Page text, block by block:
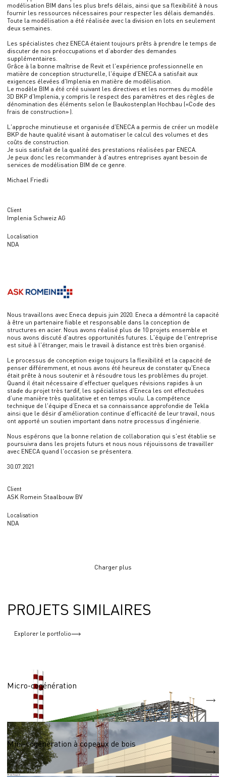
Client
Implenia Schweiz AG
Localisation
NDA
modélisation BIM dans les plus brefs délais, ainsi que sa flexibilité à nous
fournir les ressources nécessaires pour respecter les délais demandés.
Toute la modélisation a été réalisée avec la division en lots en seulement
deux semaines.
Les spécialistes chez ENECA étaient toujours prêts à prendre le temps de
discuter de nos préoccupations et d’aborder des demandes
supplémentaires.
Grâce à la bonne maîtrise de Revit et l'expérience professionnelle en
matière de conception structurelle, l'équipe d'ENECA a satisfait aux
exigences élevées d'Implenia en matière de modélisation.
Le modèle BIM a été créé suivant les directives et les normes du modèle
3D BKP d'Implenia, y compris le respect des paramètres et des règles de
dénomination des éléments selon le Baukostenplan Hochbau («Code des
frais de construction» ).
L'approche minutieuse et organisée d'ENECA a permis de créer un modèle
BKP de haute qualité visant à automatiser le calcul des volumes et des
coûts de construction.
Je suis satisfait de la qualité des prestations réalisées par ENECA.
Je peux donc les recommander à d'autres entreprises ayant besoin de
services de modélisation BIM de ce genre.
Michael Friedli
Client
ASK Romein Staalbouw BV
Localisation
NDA
Nous travaillons avec Eneca depuis juin 2020. Eneca a démontré la capacité
à être un partenaire fiable et responsable dans la conception de
structures en acier. Nous avons réalisé plus de 10 projets ensemble et
nous avons discuté d'autres opportunités futures. L'équipe de l'entreprise
est situé à l'étranger, mais le travail à distance est très bien organisé.
Le processus de conception exige toujours la flexibilité et la capacité de
penser différemment, et nous avons été heureux de constater qu'Eneca
était prête à nous soutenir et à résoudre tous les problèmes du projet.
Quand il était nécessaire d’effectuer quelques révisions rapides à un
stade du projet très tardif, les spécialistes d'Eneca les ont effectuées
d’une manière très qualitative et en temps voulu. La compétence
technique de l'équipe d’Eneca et sa connaissance approfondie de Tekla
ainsi que le désir d'amélioration continue d’efficacité de leur travail, nous
ont apporté un soutien important dans notre processus d’ingénierie.
Nous espérons que la bonne relation de collaboration qui s'est établie se
poursuivra dans les projets futurs et nous nous réjouissons de travailler
avec ENECA quand l'occasion se présentera.
30.07.2021
Charger plus
PROJETS SIMILAIRES
Explorer le portfolio
Mini-centrales, centrales de cogénération
Micro-cogénération
N = 7,0 МWt
Q -=65,0 МWt
Mini-centrales, centrales de cogénération
Mini-cogénération à copeaux de bois
N 24,9 МWt